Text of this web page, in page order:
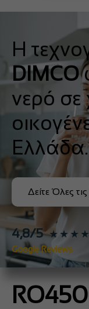
Η
DIMCO
νερό σε
Ελλάδα.
Δείτε Όλες
4,8/5
Google Reviews